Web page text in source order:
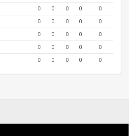
0 0 0 0
0
0 0 0 0
0
0 0 0 0
0
0 0 0 0
0
0 0 0 0 0